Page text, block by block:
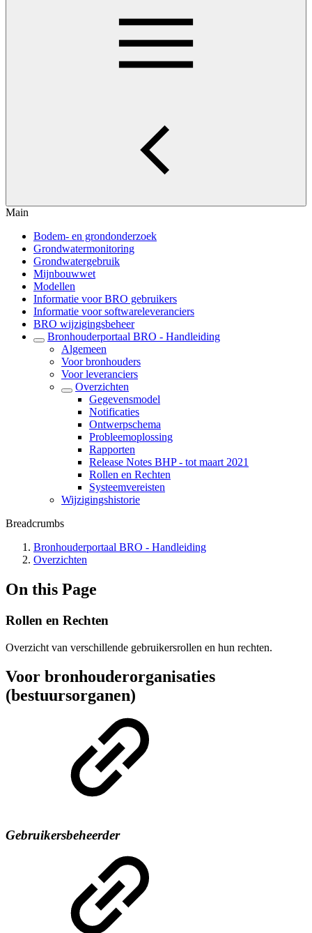
Main
Bodem- en grondonderzoek
Grondwatermonitoring
Grondwatergebruik
Mijnbouwwet
Modellen
Informatie voor BRO gebruikers
Informatie voor softwareleveranciers
BRO wijzigingsbeheer
Bronhouderportaal BRO - Handleiding
Algemeen
Voor bronhouders
Voor leveranciers
Overzichten
Gegevensmodel
Notificaties
Ontwerpschema
Probleemoplossing
Rapporten
Release Notes BHP - tot maart 2021
Rollen en Rechten
Systeemvereisten
Wijzigingshistorie
Breadcrumbs
Bronhouderportaal BRO - Handleiding
Overzichten
On this Page
Rollen en Rechten
Overzicht van verschillende gebruikersrollen en hun rechten.
Voor bronhouderorganisaties
(bestuursorganen)
Gebruikersbeheerder